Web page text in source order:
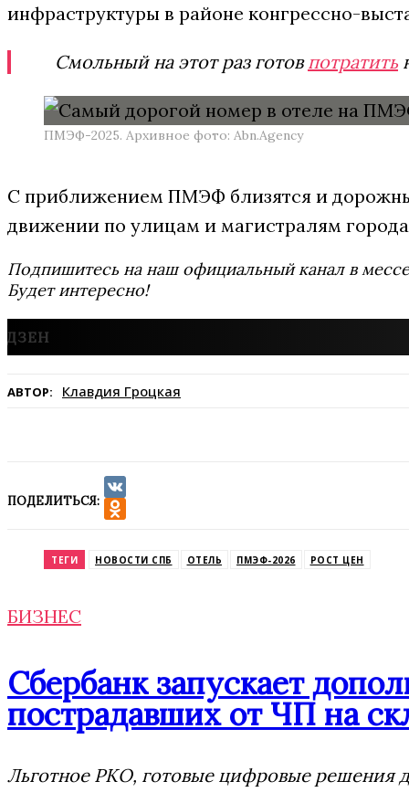
инфраструктуры в районе конгрессно-
Смольный на этот раз готов потратить
ПМЭФ-2025. Архивное фото: Abn.Agency
С приближением ПМЭФ близятся и
движении по улицам и магистралям
Подпишитесь на наш официальный канал в
Будет интересно!
АВТОР: Клавдия Гроцкая
ПОДЕЛИТЬСЯ:
VK
ТЕГИ НОВОСТИ СПБ ОТЕЛЬ ПМЭФ-2026 РОСТ ЦЕН
БИЗНЕС
Сбербанк запускает
пострадавших от ЧП на
Льготное РКО, готовые цифровые решения